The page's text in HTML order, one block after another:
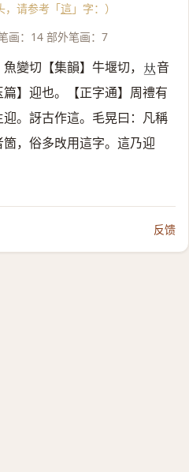
，请参考「這 」字：）
画：14 部外笔画：7
魚變切【集韻】牛堰切， 𠀤音
篇】迎也。【正字通】周禮有
迎。訝古作這。毛晃曰：凡稱
箇，俗多攺用這字。這乃迎
反馈